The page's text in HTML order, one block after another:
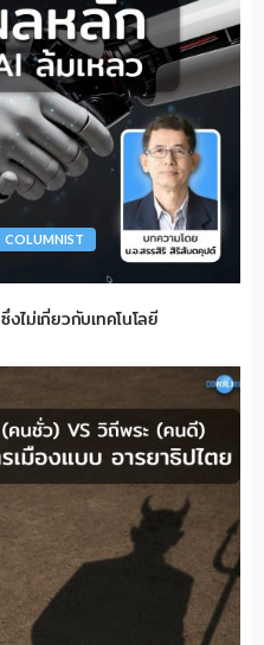
COLUMNIST
ไม่เกี่ยวกับเทคโนโลยี